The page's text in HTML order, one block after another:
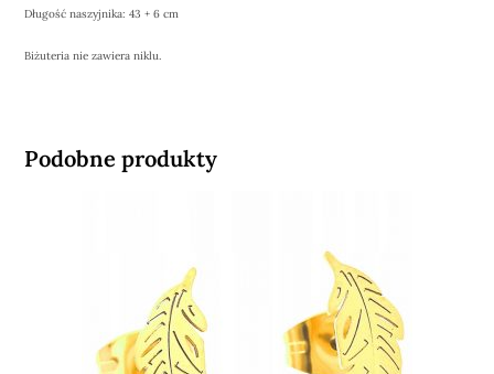
Długość naszyjnika: 43 + 6 cm
Biżuteria nie zawiera niklu.
Podobne produkty